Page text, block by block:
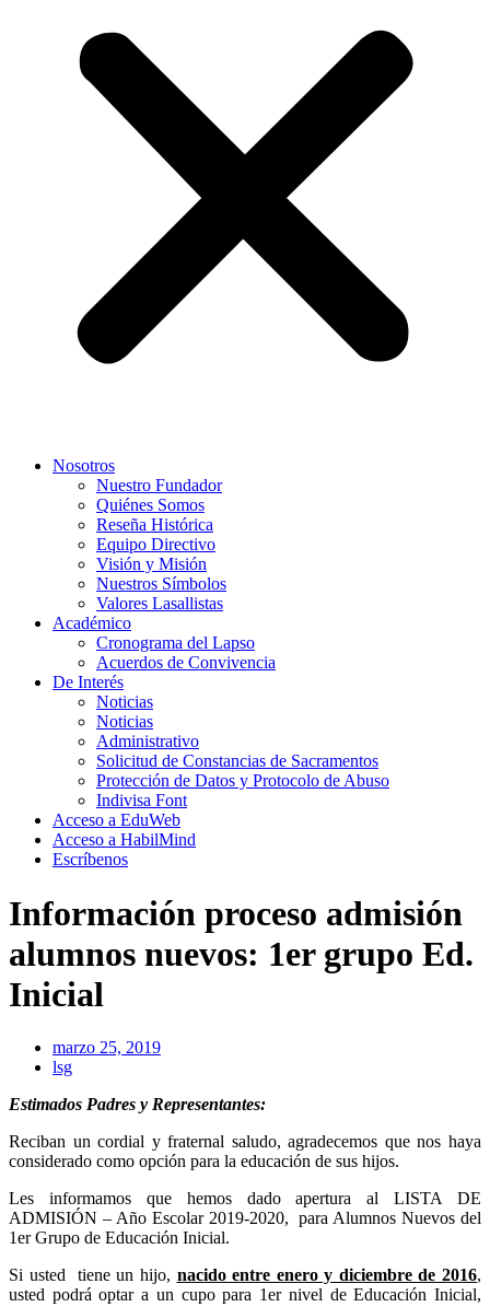
Nosotros
Nuestro Fundador
Quiénes Somos
Reseña Histórica
Equipo Directivo
Visión y Misión
Nuestros Símbolos
Valores Lasallistas
Académico
Cronograma del Lapso
Acuerdos de Convivencia
De Interés
Noticias
Noticias
Administrativo
Solicitud de Constancias de Sacramentos
Protección de Datos y Protocolo de Abuso
Indivisa Font
Acceso a EduWeb
Acceso a HabilMind
Escríbenos
Información proceso admisión
alumnos nuevos: 1er grupo Ed.
Inicial
marzo 25, 2019
lsg
Estimados Padres y Representantes:
Reciban un cordial y fraternal saludo, agradecemos que nos haya
considerado como opción para la educación de sus hijos.
Les informamos que hemos dado apertura al LISTA DE
ADMISIÓN – Año Escolar 2019-2020, para Alumnos Nuevos del
1er Grupo de Educación Inicial.
Si usted tiene un hijo, nacido entre enero y diciembre de 2016,
usted podrá optar a un cupo para 1er nivel de Educación Inicial,